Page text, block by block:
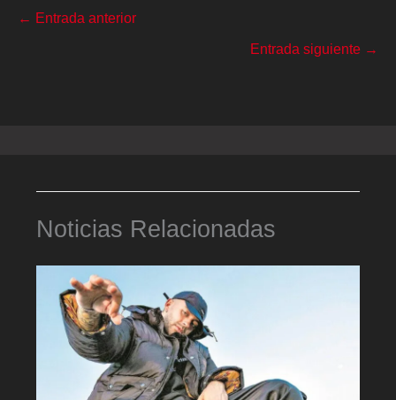
← Entrada anterior
Entrada siguiente →
Noticias Relacionadas